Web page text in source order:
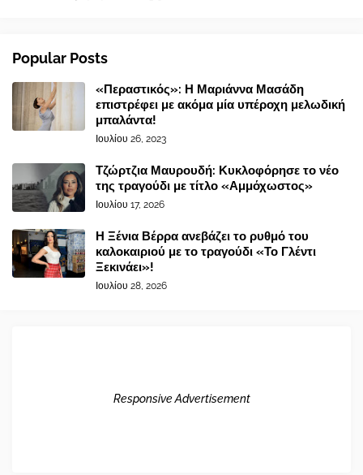
Popular Posts
«Περαστικός»: Η Μαριάννα Μασάδη
επιστρέφει με ακόμα μία υπέροχη μελωδική
μπαλάντα!
Ιουλίου 26, 2023
Τζώρτζια Μαυρουδή: Κυκλοφόρησε το νέο
της τραγούδι με τίτλο «Αμμόχωστος»
Ιουλίου 17, 2026
Η Ξένια Βέρρα ανεβάζει το ρυθμό του
καλοκαιριού με το τραγούδι «Το Γλέντι
Ξεκινάει»!
Ιουλίου 28, 2026
Responsive Advertisement